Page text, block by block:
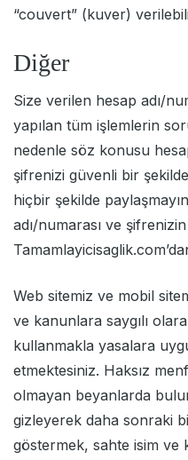
“couvert” (kuver)
Diğer
Size verilen hesap adı/
yapılan tüm işlemlerin
nedenle söz konusu
şifrenizi güvenli bir
hiçbir şekilde
adı/numarası ve
Web sitemiz ve mobil
ve kanunlara saygılı
kullanmakla yasalara
etmektesiniz. Haksız
olmayan beyanlarda
gizleyerek daha sonraki
göstermek, sahte isim ve